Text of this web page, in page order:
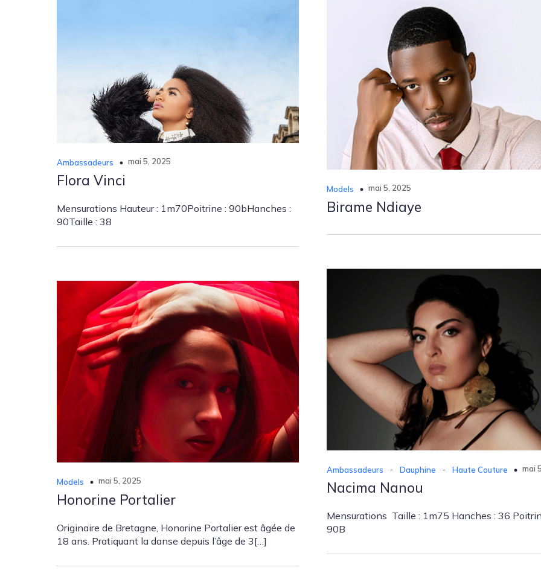
Ambassadeurs mai 5, 2025
Flora Vinci
Mensurations Hauteur : 1m70Poitrine : 90bHanches :
90Taille : 38
Models mai 5, 2025
Birame Ndiaye
Ambassadeurs - Dauphine - Haute Couture mai
Nacima Nanou
Mensurations Taille : 1m75 Hanches : 36
90B
Models mai 5, 2025
Honorine Portalier
Originaire de Bretagne, Honorine Portalier est âgée de
18 ans. Pratiquant la danse depuis l’âge de 3[…]